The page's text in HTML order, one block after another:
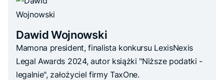
Dawid Wojnowski
Mamona president, finalista konkursu LexisNexis
Legal Awards 2024, autor książki "Niższe podatki -
legalnie", założyciel firmy TaxOne.